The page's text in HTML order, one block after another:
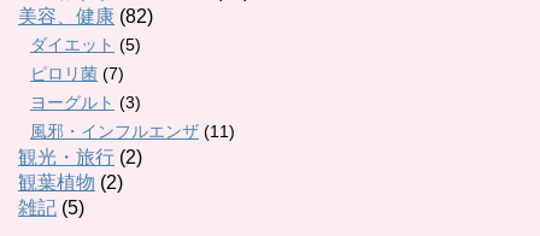
美容、健康 (82)
ダイエット (5)
ピロリ菌 (7)
ヨーグルト (3)
風邪・インフルエンザ (11)
観光・旅行 (2)
観葉植物 (2)
雑記 (5)